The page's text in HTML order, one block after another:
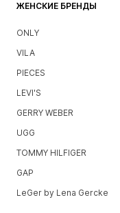
ЖЕНСКИЕ БРЕНДЫ
ONLY
VILA
PIECES
LEVI'S
GERRY WEBER
UGG
TOMMY HILFIGER
GAP
LeGer by Lena Gercke